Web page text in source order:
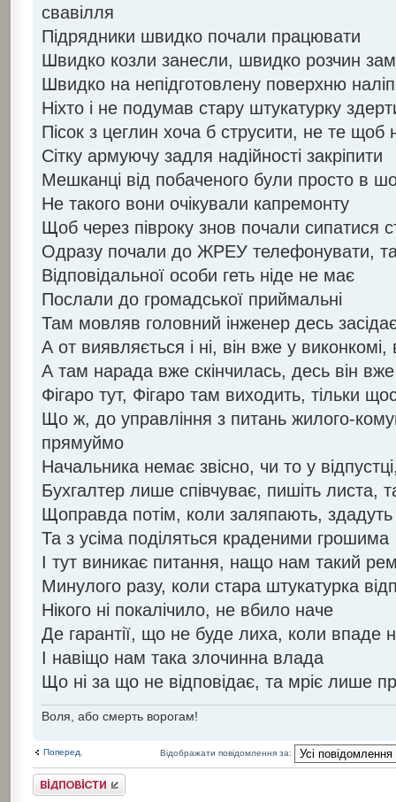
свавілля
Підрядники швидко почали працювати
Швидко козли занесли, швидко розчин
Швидко на непідготовлену поверхню
Ніхто і не подумав стару штукатурку
Пісок з цеглин хоча б струсити, не те щоб
Сітку армуючу задля надійності закріпити
Мешканці від побаченого були просто в
Не такого вони очікували капремонту
Щоб через півроку знов почали сипатися
Одразу почали до ЖРЕУ телефонувати,
Відповідальної особи геть ніде не має
Послали до громадської приймальні
Там мовляв головний інженер десь
А от виявляється і ні, він вже у виконкомі,
А там нарада вже скінчилась, десь він вже
Фігаро тут, Фігаро там виходить, тільки
Що ж, до управління з питань жилого-
прямуймо
Начальника немає звісно, чи то у
Бухгалтер лише співчуває, пишіть листа,
Щоправда потім, коли заляпають,
Та з усіма поділяться краденими грошима
І тут виникає питання, нащо нам такий
Минулого разу, коли стара штукатурка
Нікого ні покалічило, не вбило наче
Де гарантії, що не буде лиха, коли впаде
І навіщо нам така злочинна влада
Що ні за що не відповідає, та мріє лише
Воля, або смерть ворогам!
Поперед. Відображати повідомлення за:
Відповісти